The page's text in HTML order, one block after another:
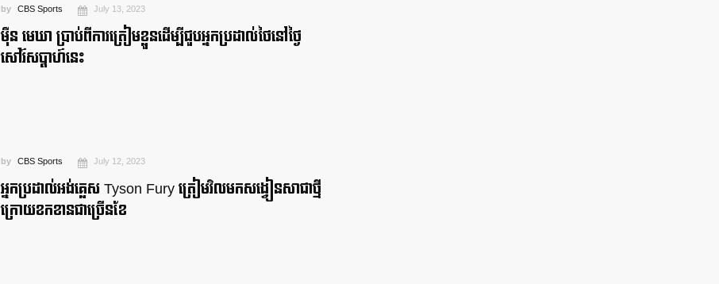
by CBS Sports July 13, 2023
ម៉ឺន មេឃា ប្រាប់ពីការត្រៀមខ្លួនដើម្បីជួបអ្នកប្រដាល់ថៃនៅថ្ងៃ
សៅរ៍សប្ដាហ៍នេះ
by CBS Sports July 12, 2023
អ្នកប្រដាល់អង់គ្លេស Tyson Fury ត្រៀមវិលមកសង្វៀនសាជាថ្មី
ក្រោយខកខានជាច្រើនខែ